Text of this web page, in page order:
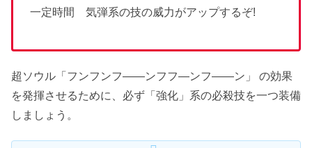
一定時間 気弾系の技の威力がアップするぞ!
超ソウル「フンフンフ――ンフフ―ンフ――ン」 の効果
を発揮させるために、必ず「強化」系の必殺技を一つ装備
しましょう。